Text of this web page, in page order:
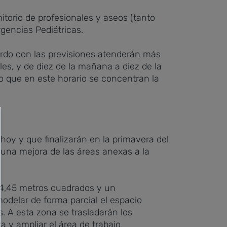
de profesionales y aseos (tanto
Pediátricas.
con las previsiones atenderán más
y de diez de la mañana a diez de la
que en este horario se concentran la
y que finalizarán en la primavera del
mejora de las áreas anexas a la
metros cuadrados y un
de forma parcial el espacio
A esta zona se trasladarán los
y ampliar el área de trabajo